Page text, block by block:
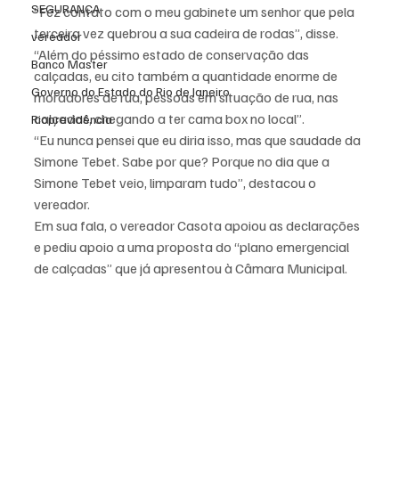
SEGURANÇA
vereador
Banco Master
Governo do Estado do Rio de Janeiro
Rioprevidência
“Fez contato com o meu gabinete um senhor que pela
terceira vez quebrou a sua cadeira de rodas”, disse.
“Além do péssimo estado de conservação das
calçadas, eu cito também a quantidade enorme de
moradores de rua, pessoas em situação de rua, nas
calçadas, chegando a ter cama box no local”.
“Eu nunca pensei que eu diria isso, mas que saudade da
Simone Tebet. Sabe por que? Porque no dia que a
Simone Tebet veio, limparam tudo”, destacou o
vereador.
Em sua fala, o vereador Casota apoiou as declarações
e pediu apoio a uma proposta do “plano emergencial
de calçadas” que já apresentou à Câmara Municipal.